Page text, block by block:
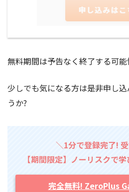
無料期間は予告なく終了する可能
少しでも気になる方は是非申し
うか?
＼1分で登録完了!
【期間限定】ノーリスクで
完全無料! ZeroPlus